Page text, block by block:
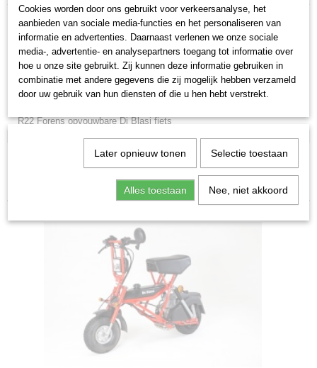
Holland-bikes
R30 scootmobiel
R32 opvouwbare driewieler
R34 opvouwbare elektrische driewieler
R22 Forens opvouwbare Di Blasi fiets
R7 Opvouwbare Benzine scooter Di Blasi
R70 Opvouwbare elektrische scooter Di Blasi
Cookies worden door ons gebruikt voor verkeersanalyse, het
aanbieden van sociale media-functies en het personaliseren van
informatie en advertenties. Daarnaast verlenen we onze sociale
media-, advertentie- en analysepartners toegang tot informatie over
hoe u onze site gebruikt. Zij kunnen deze informatie gebruiken in
combinatie met andere gegevens die zij mogelijk hebben verzameld
door uw gebruik van hun diensten of die u hen hebt verstrekt.
Later opnieuw tonen Selectie toestaan
Alles toestaan Nee, niet akkoord